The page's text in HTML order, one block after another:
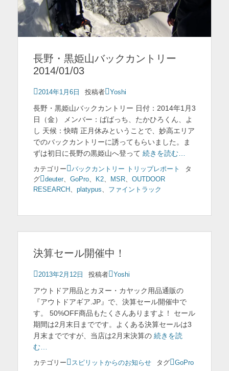
長野・黒姫山バックカントリー
2014/01/03
投
日
2014年1月6日 投稿者 Yoshi
長野・黒姫山バックカントリー 日付：2014年1月3
日（金） メンバー：ばばっち、たかひろくん、よ
し 天候：快晴 正月休みということで、妙高エリア
でのバックカントリーに誘ってもらいました。ま
ずは初日に長野の黒姫山へ登って 続きを読む…
カテゴリー バックカントリー トリップレポート
タ
グ
deuter GoPro K2 MSR
OUTDOOR
RESEARCH
platypus ファイントラック
決算セール開催中！
投
日
2013年2月12日 投稿者 Yoshi
アウトドア用品とカヌー・カヤック用品通販の
『アウトドアギア.JP』で、決算セール開催中で
す。 50%OFF商品もたくさんありますよ！ セール
期間は2月末日までです。よくある決算セールは3
月末までですが、当店は2月末決算の 続きを読
む…
カテゴリー スピリットからのお知らせ タグ GoPro